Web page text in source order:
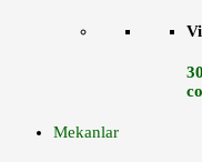
Mekanlar